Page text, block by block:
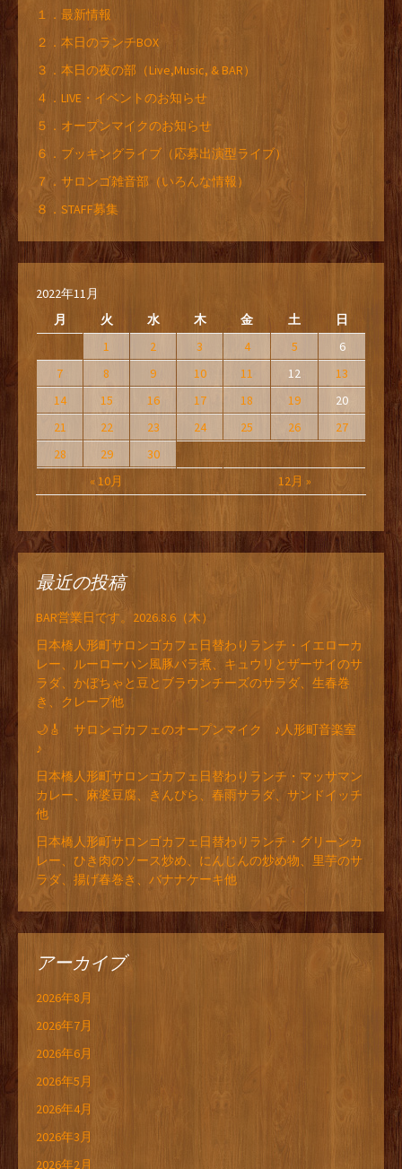
１．最新情報
２．本日のランチBOX
３．本日の夜の部（Live,Music, & BAR）
４．LIVE・イベントのお知らせ
５．オープンマイクのお知らせ
６．ブッキングライブ（応募出演型ライブ）
７．サロンゴ雑音部（いろんな情報）
８．STAFF募集
2022年11月
月
火 水 木 金 土 日
« 10月 12月 »
1 2 3 4 5
6
7
8 9 10 11 12
13
14
15 16 17 18 19
20
21
22 23 24 25 26
27
28
29 30
最近の投稿
BAR営業日です。2026.8.6（木）
日本橋人形町サロンゴカフェ日替わりランチ・イエローカ
レー、ルーローハン風豚バラ煮、キュウリとザーサイのサ
ラダ、かぼちゃと豆とブラウンチーズのサラダ、生春巻
き、クレープ他
🌙🎸 サロンゴカフェのオープンマイク ♪人形町音楽室
♪
日本橋人形町サロンゴカフェ日替わりランチ・マッサマン
カレー、麻婆豆腐、きんぴら、春雨サラダ、サンドイッチ
他
日本橋人形町サロンゴカフェ日替わりランチ・グリーンカ
レー、ひき肉のソース炒め、にんじんの炒め物、里芋のサ
ラダ、揚げ春巻き、バナナケーキ他
アーカイブ
2026年8月
2026年7月
2026年6月
2026年5月
2026年4月
2026年3月
2026年2月